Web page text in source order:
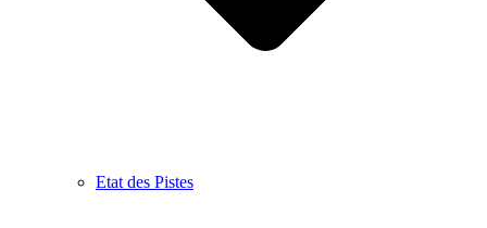
Etat des Pistes